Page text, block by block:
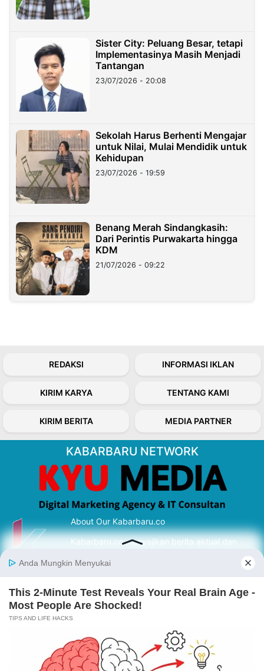
Sister City: Peluang Besar, tetapi
Implementasinya Masih Menjadi
Tantangan
23/07/2026 - 20:08
Sekolah Harus Berhenti Mengajar
untuk Nilai, Mulai Mendidik untuk
Kehidupan
23/07/2026 - 19:59
Benang Merah Sindangkasih:
Dari Perintis Purwakarta hingga
KDM
21/07/2026 - 09:22
REDAKSI INFORMASI IKLAN
KIRIM KARYA TENTANG KAMI
KIRIM BERITA MEDIA PARTNER
KABARBARU NETWORK
About Our Kabarbaru.co
Kabarbaru.co menyajikan berita aktual dan
serta terverifikasi dari sumber yang tepat.
Follow Kabarbaru